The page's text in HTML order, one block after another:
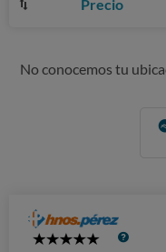
Precio
No conocemos tu
5